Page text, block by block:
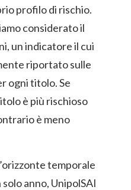
profilo di rischio.
considerato il
un indicatore il cui
riportato sulle
ogni titolo. Se
è più rischioso
è meno
temporale
anno, UnipolSAI